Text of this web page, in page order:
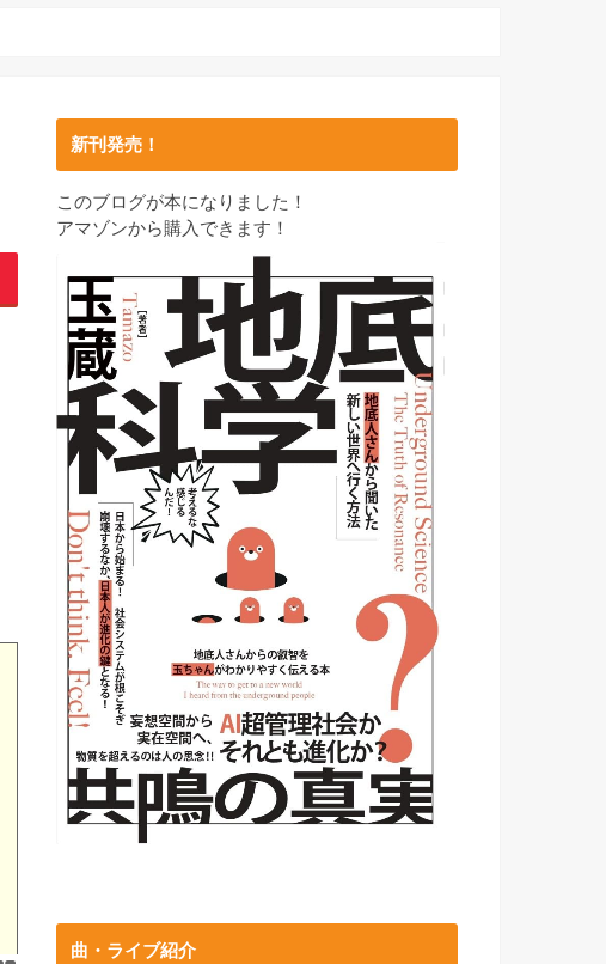
新刊発売！
このブログが本になりました！
アマゾンから購入できます！
曲・ライブ紹介